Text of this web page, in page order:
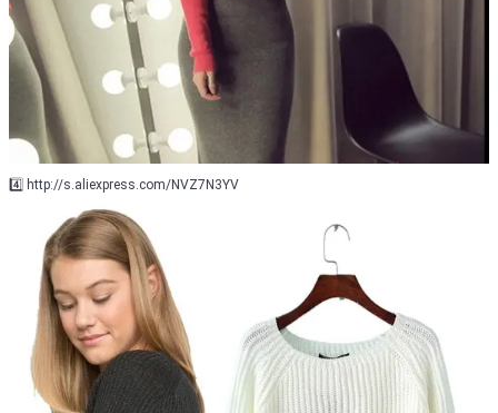
4️⃣ http://s.aliexpress.com/NVZ7N3YV